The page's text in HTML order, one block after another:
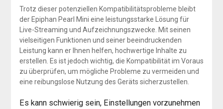
Trotz dieser potenziellen Kompatibilitätsprobleme bleibt
der Epiphan Pearl Mini eine leistungsstarke Lösung für
Live-Streaming und Aufzeichnungszwecke. Mit seinen
vielseitigen Funktionen und seiner beeindruckenden
Leistung kann er Ihnen helfen, hochwertige Inhalte zu
erstellen. Es ist jedoch wichtig, die Kompatibilität im Voraus
zu überprüfen, um mögliche Probleme zu vermeiden und
eine reibungslose Nutzung des Geräts sicherzustellen.
Es kann schwierig sein, Einstellungen vorzunehmen